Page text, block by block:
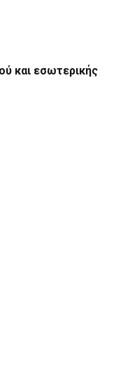
και εσωτερικής